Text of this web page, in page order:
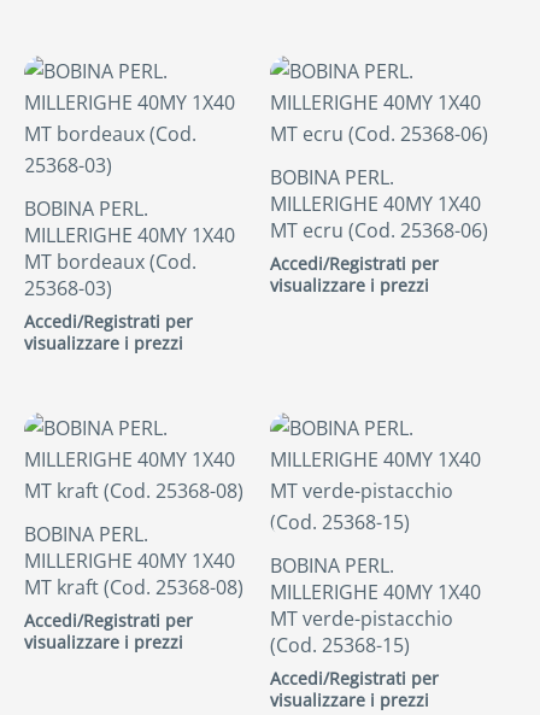
BOBINA PERL.
MILLERIGHE 40MY 1X40
MT bordeaux (Cod.
25368-03)
Accedi/Registrati per
visualizzare i prezzi
BOBINA PERL.
MILLERIGHE 40MY 1X40
MT ecru (Cod. 25368-06)
Accedi/Registrati per
visualizzare i prezzi
BOBINA PERL.
MILLERIGHE 40MY 1X40
MT kraft (Cod. 25368-08)
Accedi/Registrati per
visualizzare i prezzi
BOBINA PERL.
MILLERIGHE 40MY 1X40
MT verde-pistacchio
(Cod. 25368-15)
Accedi/Registrati per
visualizzare i prezzi